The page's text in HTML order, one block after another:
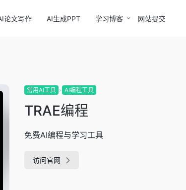
论文写作 AI生成PPT 学习博客 网站提交
常用AI工具 AI编程工具
TRAE编程
免费AI编程与学习工具
访问官网